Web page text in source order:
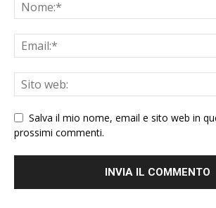
Salva il mio nome, email e sito web in
prossimi commenti.